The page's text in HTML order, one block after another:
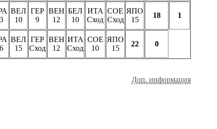
ВЕЛ
10
ГЕР
9
ВЕН
12
БЕЛ
10
ИТА
Сход
СОЕ
Сход
ЯПО
15
18 1
ВЕЛ
15
ГЕР
Сход
ВЕН
12
ИТА
Сход
СОЕ
10
ЯПО
15
22 0
Доп. информация